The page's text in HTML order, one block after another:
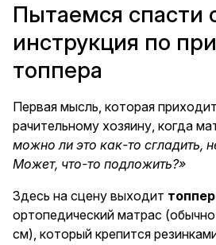
Пытаемся спасти
инструкция по
топпера
Первая мысль, которая
рачительному хозяину, когда
можно ли это как-то сгладить,
Может, что-то подложить?»
Здесь на сцену выходит топпер
ортопедический матрас
см), который крепится